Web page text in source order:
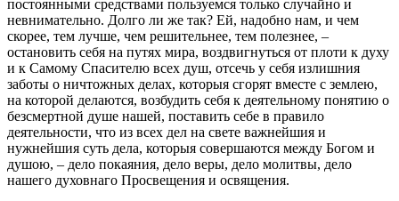
постоянными средствами пользуемся только случайно и
невнимательно. Долго ли же так? Ей, надобно нам, и чем
скорее, тем лучше, чем решительнее, тем полезнее, –
остановить себя на путях мира, воздвигнуться от плоти к духу
и к Самому Спасителю всех душ, отсечь у себя излишния
заботы о ничтожных делах, которыя сгорят вместе с землею,
на которой делаются, возбудить себя к деятельному понятию о
безсмертной душе нашей, поставить себе в правило
деятельности, что из всех дел на свете важнейшия и
нужнейшия суть дела, которыя совершаются между Богом и
душою, – дело покаяния, дело веры, дело молитвы, дело
нашего духовнаго Просвещения и освящения.